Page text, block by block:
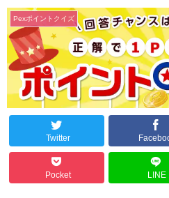
Pexポイントクイズ
Twitter
Pocket LINE